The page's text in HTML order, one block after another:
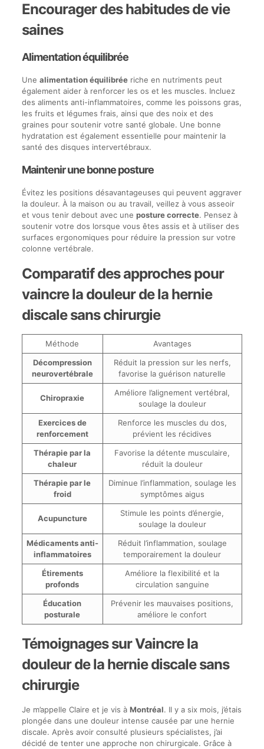
Encourager des habitudes de vie
saines
Alimentation équilibrée
Une alimentation équilibréeriche en nutriments peut
également aider à renforcer les os et les muscles. Incluez
des aliments anti-inflammatoires, comme les poissons gras,
les fruits et légumes frais, ainsi que des noix et des
graines pour soutenir votre santé globale. Une bonne
hydratation est également essentielle pour maintenir la
santé des disques intervertébraux.
Maintenir une bonne posture
Évitez les positions désavantageuses qui peuvent aggraver
la douleur. À la maison ou au travail, veillez à vous asseoir
et vous tenir debout avec une posture correcte. Pensez à
soutenir votre dos lorsque vous êtes assis et à utiliser des
surfaces ergonomiques pour réduire la pression sur votre
colonne vertébrale.
Comparatif des approches pour
vaincre la douleur de la hernie
discale sans chirurgie
Méthode
Avantages
Décompression
neurovertébrale
Réduit la pression sur les nerfs,
favorise la guérison naturelle
Chiropraxie
Améliore l’alignement vertébral,
soulage la douleur
Exercices de
renforcement
Renforce les muscles du dos,
prévient les récidives
Thérapie par la
chaleur
Favorise la détente musculaire,
réduit la douleur
Thérapie par le
froid
Diminue l’inflammation, soulage les
symptômes aigus
Acupuncture
Stimule les points d’énergie,
soulage la douleur
Médicaments anti-
inflammatoires
Réduit l’inflammation, soulage
temporairement la douleur
Étirements
profonds
Améliore la flexibilité et la
circulation sanguine
Éducation
posturale
Prévenir les mauvaises positions,
améliore le confort
Témoignages sur Vaincre la
douleur de la hernie discale sans
chirurgie
Je m’appelle Claire et je vis à Montréal. Il y a six mois, j’étais
plongée dans une douleur intense causée par une hernie
discale. Après avoir consulté plusieurs spécialistes, j’ai
décidé de tenter une approche non chirurgicale. Grâce à